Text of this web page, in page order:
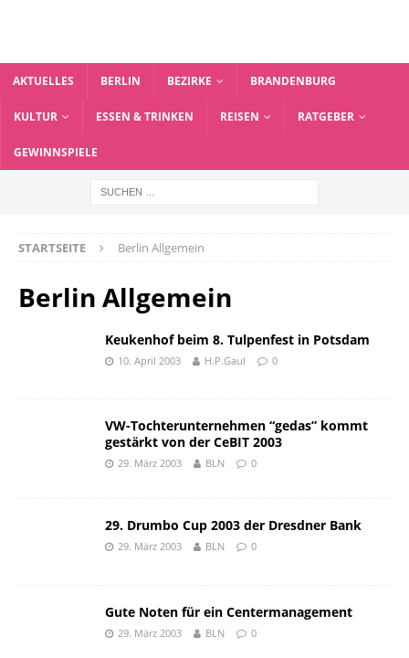
AKTUELLES BERLIN BEZIRKE BRANDENBURG
KULTUR ESSEN & TRINKEN REISEN RATGEBER
GEWINNSPIELE
STARTSEITE Berlin Allgemein
Berlin Allgemein
Keukenhof beim 8. Tulpenfest in Potsdam
10. April 2003 H.P.Gaul 0
VW-Tochterunternehmen “gedas” kommt
gestärkt von der CeBIT 2003
29. März 2003 BLN 0
29. Drumbo Cup 2003 der Dresdner Bank
29. März 2003 BLN 0
Gute Noten für ein Centermanagement
29. März 2003 BLN 0